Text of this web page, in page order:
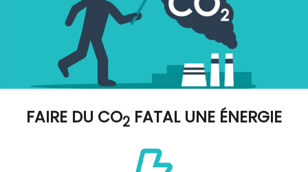
FAIRE DU CO2 FATAL UNE ÉNERGIE